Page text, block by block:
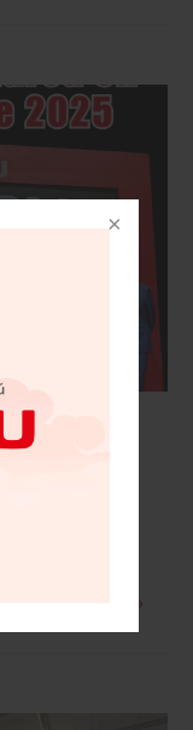
/ 15
MARCA
Leer más »